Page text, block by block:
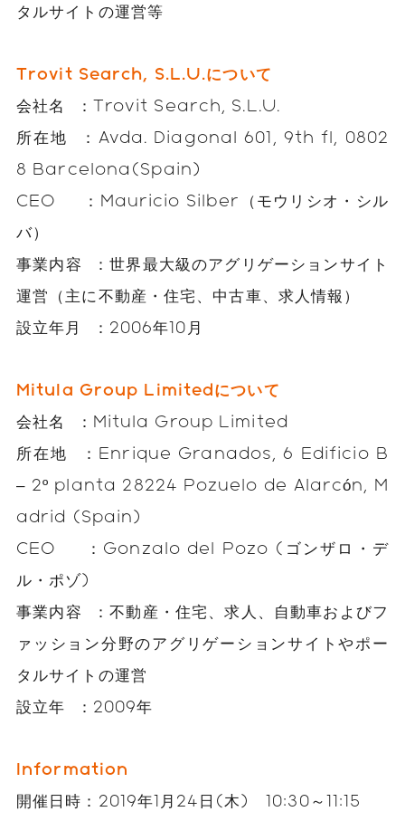
タルサイトの運営等
Trovit Search, S.L.U.について
会社名 ：Trovit Search, S.L.U.
所在地 ：Avda. Diagonal 601, 9th fl, 0802
8 Barcelona(Spain)
CEO ：Mauricio Silber（モウリシオ・シル
バ）
事業内容 ：世界最大級のアグリゲーションサイト
運営（主に不動産・住宅、中古車、求人情報）
設立年月 ：2006年10月
Mitula Group Limitedについて
会社名 ：Mitula Group Limited
所在地 ：Enrique Granados, 6 Edificio B
– 2º planta 28224 Pozuelo de Alarcón, M
adrid (Spain)
CEO ：Gonzalo del Pozo (ゴンザロ・デ
ル・ポゾ)
事業内容 ：不動産・住宅、求人、自動車およびフ
ァッション分野のアグリゲーションサイトやポー
タルサイトの運営
設立年 ：2009年
Information
開催日時：2019年1月24日(木) 10:30～11:15